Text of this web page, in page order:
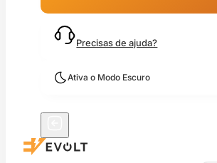
Precisas de ajuda?
Ativa o Modo Escuro